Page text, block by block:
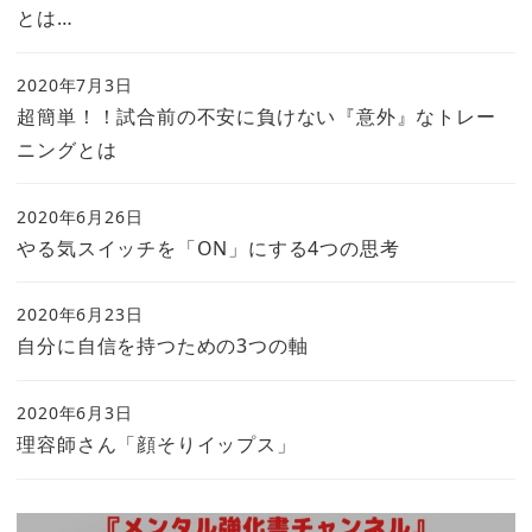
とは…
超簡単！！試合前の不安に負けない『意外』なトレー
ニングとは
2020年7月3日
やる気スイッチを「ON」にする4つの思考
2020年6月26日
自分に自信を持つための3つの軸
2020年6月23日
理容師さん「顔そりイップス」
2020年6月3日